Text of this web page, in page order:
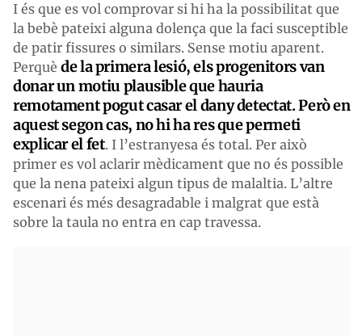
I és que es vol comprovar si hi ha la possibilitat que
la bebè pateixi alguna dolença que la faci susceptible
de patir fissures o similars. Sense motiu aparent.
Perquè de la primera lesió, els progenitors van
donar un motiu plausible que hauria
remotament pogut casar el dany detectat. Però en
aquest segon cas, no hi ha res que permeti
explicar el fet. I l’estranyesa és total. Per això
primer es vol aclarir mèdicament que no és possible
que la nena pateixi algun tipus de malaltia. L’altre
escenari és més desagradable i malgrat que està
sobre la taula no entra en cap travessa.